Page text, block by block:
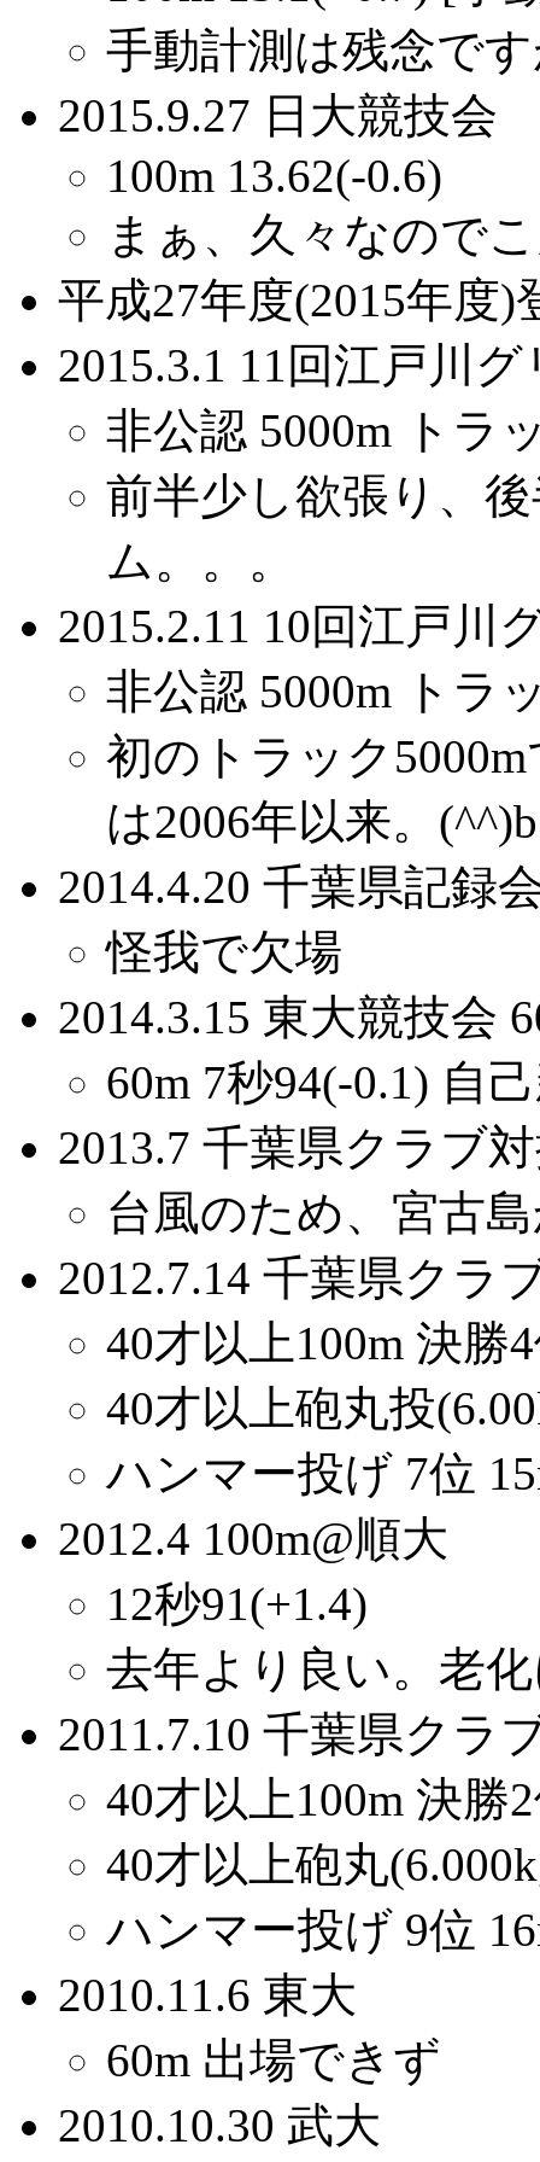
手動計測は残念で
2015.9.27 日大競技会
100m 13.62(-0.6)
まぁ、久々なので
平成27年度(2015年度)
2015.3.1 11回江戸川
非公認 5000m トラ
前半少し欲張り、
ム。。。
2015.2.11 10回江戸川
非公認 5000m トラ
初のトラック
は2006年以来。(^^)b
2014.4.20 千葉県記録
怪我で欠場
2014.3.15 東大競技会
60m 7秒94(-0.1) 自
2013.7 千葉県クラブ
台風のため、宮古
2012.7.14 千葉県クラ
40才以上100m 決勝
40才以上砲丸投
ハンマー投げ 7位
2012.4 100m@順大
12秒91(+1.4)
去年より良い。老
2011.7.10 千葉県クラ
40才以上100m 決勝
40才以上砲丸
ハンマー投げ 9位
2010.11.6 東大
60m 出場できず
2010.10.30 武大